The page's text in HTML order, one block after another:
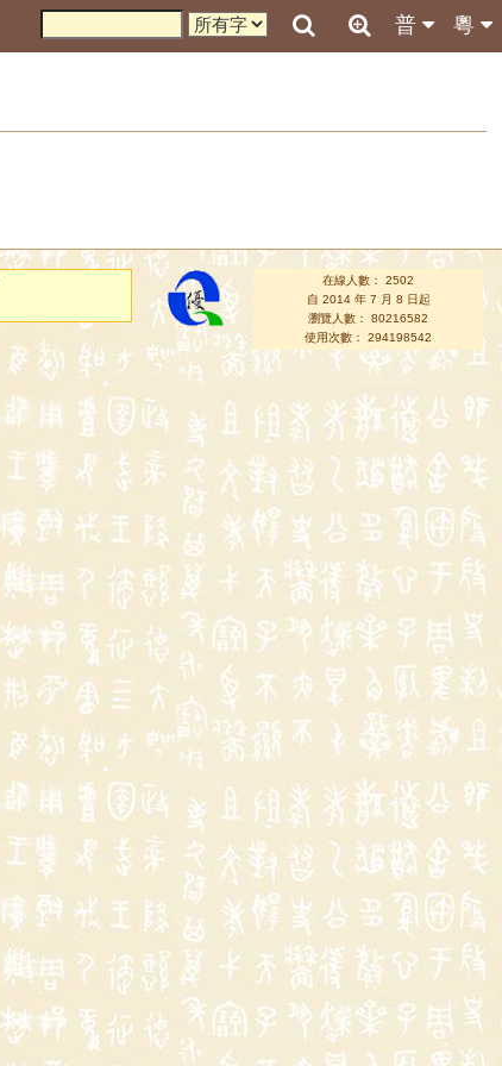
粵
普
在線人數： 2502
自 2014 年 7 月 8 日起
瀏覽人數： 80216582
使用次數： 294198542